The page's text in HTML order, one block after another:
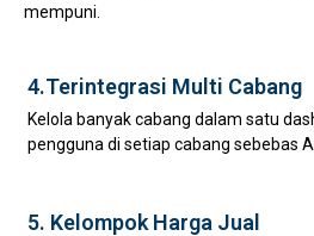
mempuni.
4.Terintegrasi Multi Cabang
Kelola banyak cabang dalam satu
pengguna di setiap cabang sebebas
5. Kelompok Harga Jual